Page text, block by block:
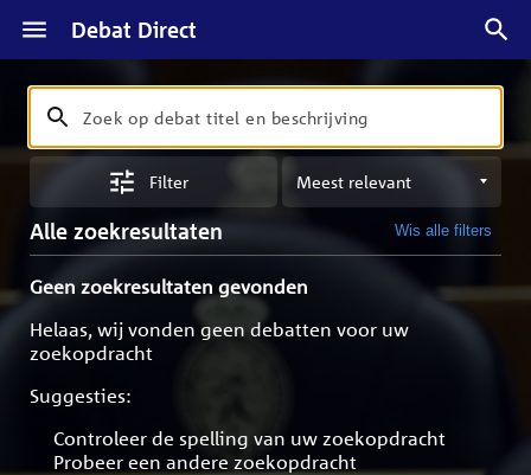
Debat Direct
Zoeken
Zoek
op
en
beschrijving
Filter
Sorteren
op
meest
Alle zoekresultaten Wis alle filters
Geen zoekresultaten gevonden
Helaas, wij vonden geen debatten voor uw
zoekopdracht
Suggesties:
Controleer de spelling van uw zoekopdracht
Probeer een andere zoekopdracht